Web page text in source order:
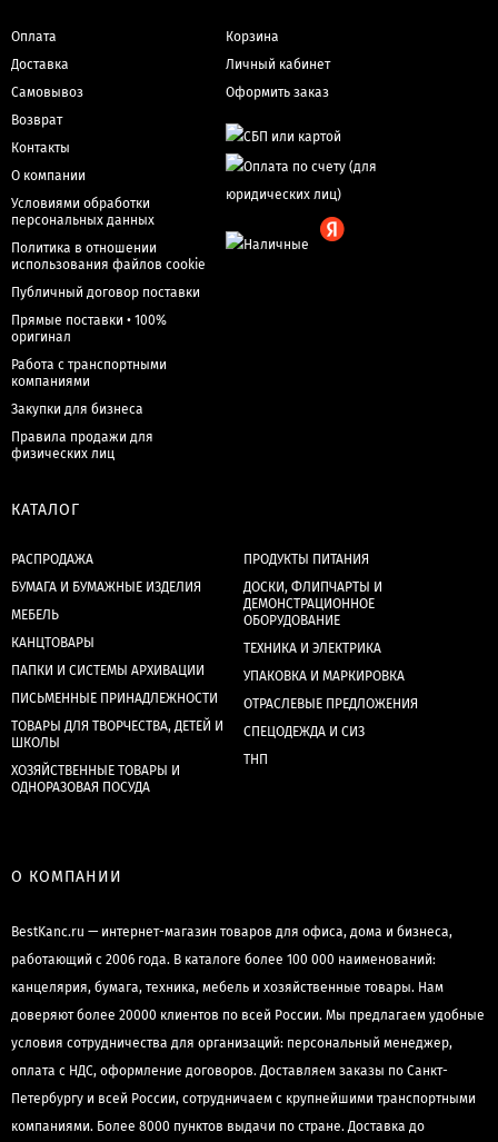
Оплата
Доставка
Самовывоз
Возврат
Контакты
О компании
Условиями обработки
персональных данных
Политика в отношении
использования файлов cookie
Публичный договор поставки
Прямые поставки • 100%
оригинал
Работа с транспортными
компаниями
Закупки для бизнеса
Правила продажи для
физических лиц
Корзина
Личный кабинет
Оформить заказ
КАТАЛОГ
РАСПРОДАЖА
БУМАГА И БУМАЖНЫЕ ИЗДЕЛИЯ
МЕБЕЛЬ
КАНЦТОВАРЫ
ПАПКИ И СИСТЕМЫ АРХИВАЦИИ
ПИСЬМЕННЫЕ ПРИНАДЛЕЖНОСТИ
ТОВАРЫ ДЛЯ ТВОРЧЕСТВА, ДЕТЕЙ И
ШКОЛЫ
ХОЗЯЙСТВЕННЫЕ ТОВАРЫ И
ОДНОРАЗОВАЯ ПОСУДА
ПРОДУКТЫ ПИТАНИЯ
ДОСКИ, ФЛИПЧАРТЫ И
ДЕМОНСТРАЦИОННОЕ
ОБОРУДОВАНИЕ
ТЕХНИКА И ЭЛЕКТРИКА
УПАКОВКА И МАРКИРОВКА
ОТРАСЛЕВЫЕ ПРЕДЛОЖЕНИЯ
СПЕЦОДЕЖДА И СИЗ
ТНП
О КОМПАНИИ
BestKanc.ru — интернет-магазин товаров для офиса, дома и бизнеса,
работающий с 2006 года. В каталоге более 100 000 наименований:
канцелярия, бумага, техника, мебель и хозяйственные товары. Нам
доверяют более 20000 клиентов по всей России. Мы предлагаем удобные
условия сотрудничества для организаций: персональный менеджер,
оплата с НДС, оформление договоров. Доставляем заказы по Санкт-
Петербургу и всей России, сотрудничаем с крупнейшими транспортными
компаниями. Более 8000 пунктов выдачи по стране. Доставка до